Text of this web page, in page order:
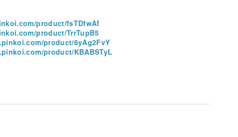
product/fsTDfwAf
product/TrrTupB5
product/6yAg2FvY
product/KBABSTyL